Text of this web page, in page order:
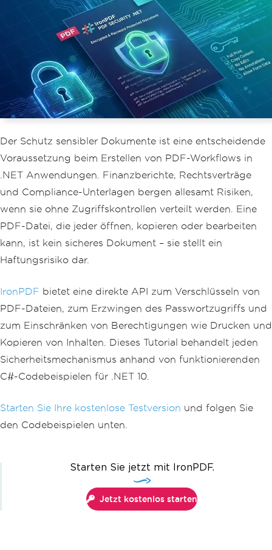
Der Schutz sensibler Dokumente ist eine entscheidende
Voraussetzung beim Erstellen von PDF-Workflows in
.NET Anwendungen. Finanzberichte, Rechtsverträge
und Compliance-Unterlagen bergen allesamt Risiken,
wenn sie ohne Zugriffskontrollen verteilt werden. Eine
PDF-Datei, die jeder öffnen, kopieren oder bearbeiten
kann, ist kein sicheres Dokument – ​​sie stellt ein
Haftungsrisiko dar.
IronPDF bietet eine direkte API zum Verschlüsseln von
PDF-Dateien, zum Erzwingen des Passwortzugriffs und
zum Einschränken von Berechtigungen wie Drucken und
Kopieren von Inhalten. Dieses Tutorial behandelt jeden
Sicherheitsmechanismus anhand von funktionierenden
C#-Codebeispielen für .NET 10.
Starten Sie Ihre kostenlose Testversion und folgen Sie
den Codebeispielen unten.
Starten Sie jetzt mit IronPDF.
Jetzt kostenlos starten